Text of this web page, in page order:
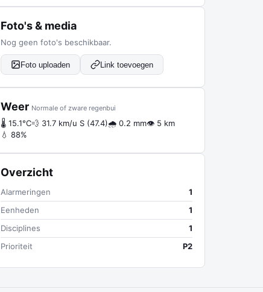
Foto's & media
Nog geen foto's beschikbaar.
Foto uploaden Link toevoegen
Weer Normale of zware regenbui
🌡 15.1°C💨 31.7 km/u S (47.4)🌧 0.2 mm👁 5 km
💧 88%
Overzicht
Alarmeringen
1
Eenheden
1
Disciplines
1
Prioriteit
P2